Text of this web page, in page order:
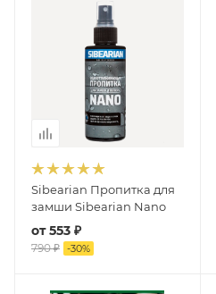
Sibearian Пропитка для
замши Sibearian Nano
от553 ₽
790 ₽ -30%